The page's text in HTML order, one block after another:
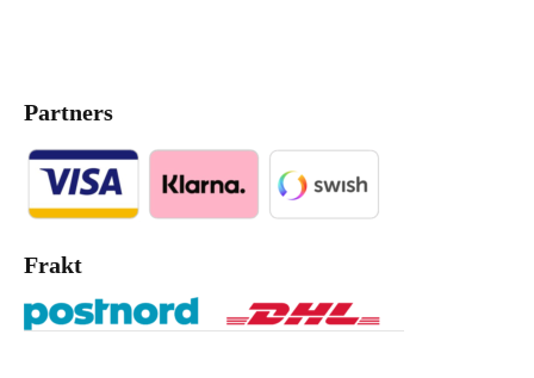
Partners
Frakt